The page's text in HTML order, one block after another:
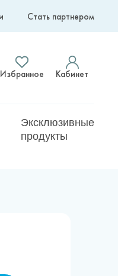
Стать партнером
Избранное Кабинет
Эксклюзивные
продукты